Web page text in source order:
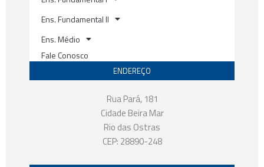
Ens. Fundamental II
Ens. Médio
Fale Conosco
ENDEREÇO
Rua Pará, 181
Cidade Beira Mar
Rio das Ostras
CEP: 28890-248